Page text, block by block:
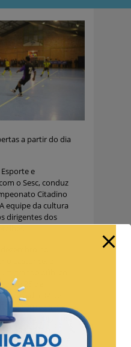
a partir do dia
e
o Sesc, conduz
Citadino
equipe da cultura
dirigentes dos
dia 25 de
até o dia 02 de
150,00 reais por
por jogador,
para a